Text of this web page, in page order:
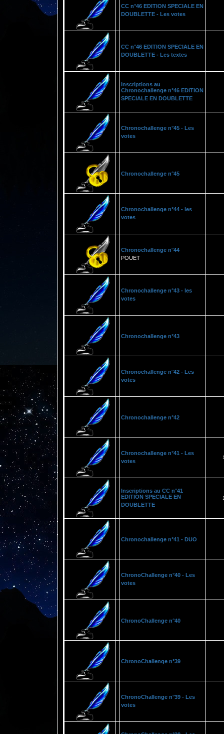
CC n°46 EDITION SPECIALE EN
DOUBLETTE - Les votes
CC n°46 EDITION SPECIALE EN
DOUBLETTE - Les textes
Inscriptions au
Chronochallenge n°46 EDITION
SPECIALE EN DOUBLETTE
Chronochallenge n°45 - Les
votes
Chronochallenge n°45
Chronochallenge n°44 - les
votes
Chronochallenge n°44
POUET
Chronochallenge n°43 - les
votes
Chronochallenge n°43
Chronochallenge n°42 - Les
votes
Chronochallenge n°42
Chronochallenge n°41 - Les
votes
Inscriptions au CC n°41
EDITION SPECIALE EN
DOUBLETTE
Chronochallenge n°41 - DUO
ChronoChallenge n°40 - Les
votes
ChronoChallenge n°40
ChronoChallenge n°39
ChronoChallenge n°39 - Les
votes